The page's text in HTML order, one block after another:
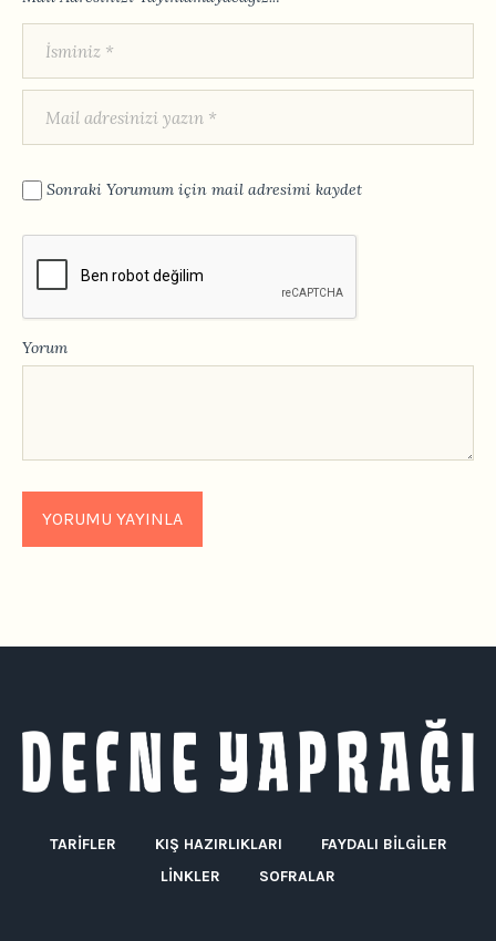
Sonraki Yorumum için mail adresimi kaydet
Yorum
TARIFLER KIŞ HAZIRLIKLARI
FAYDALI BILGILER
LINKLER
SOFRALAR